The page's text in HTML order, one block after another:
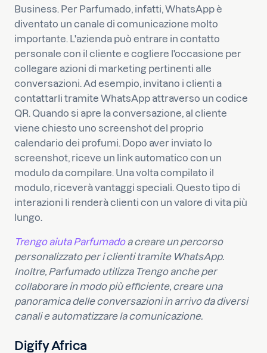
Business. Per Parfumado, infatti, WhatsApp è
diventato un canale di comunicazione molto
importante. L'azienda può entrare in contatto
personale con il cliente e cogliere l'occasione per
collegare azioni di marketing pertinenti alle
conversazioni. Ad esempio, invitano i clienti a
contattarli tramite WhatsApp attraverso un codice
QR. Quando si apre la conversazione, al cliente
viene chiesto uno screenshot del proprio
calendario dei profumi. Dopo aver inviato lo
screenshot, riceve un link automatico con un
modulo da compilare. Una volta compilato il
modulo, riceverà vantaggi speciali. Questo tipo di
interazioni li renderà clienti con un valore di vita più
lungo.
Trengo aiuta Parfumadoa creare un percorso
personalizzato per i clienti tramite WhatsApp.
Inoltre, Parfumado utilizza Trengo anche per
collaborare in modo più efficiente, creare una
panoramica delle conversazioni in arrivo da diversi
canali e automatizzare la comunicazione.
Digify Africa